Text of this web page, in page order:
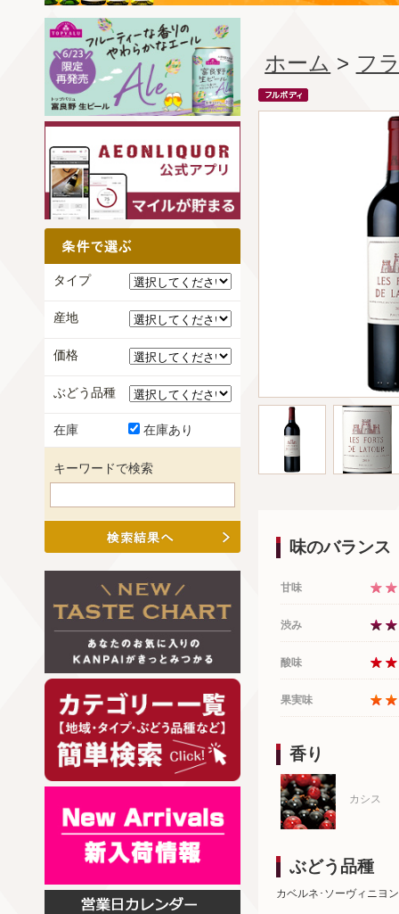
ホーム > フ
味のバランス
甘味
渋み
酸味
果実味
香り
カシス
ぶどう品種
カベルネ･ソーヴィニヨ
タイプ
産地
価格
ぶどう品種
在庫 在庫あり
キーワードで検索